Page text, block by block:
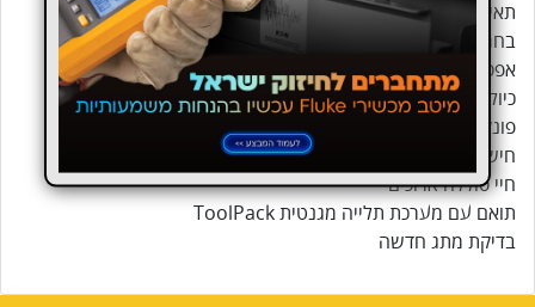
תאימות עם גזים שאינם מתאכלים ונוזלים
בחר בין 11 יחידות מדידה הנדסיות שונות
אפס, מינימום, מקסימום, ופונקציות השהייה
כיול מכשירי P/I
פונקציית בדיקת מתג לחץ
חישוב % שגיאה של מדידות mA להחלטות עבר/נכשל מהירות
חיי סוללה ארוכים
תואם עם מערכת תלייה מגנטית ToolPack
בדיקת מתג חדשה